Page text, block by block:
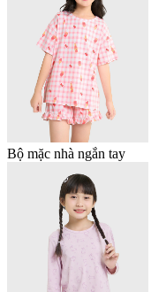
Bộ mặc nhà ngắn tay